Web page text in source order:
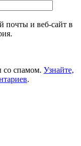
почты и веб-сайт в
со спамом. Узнайте,
.